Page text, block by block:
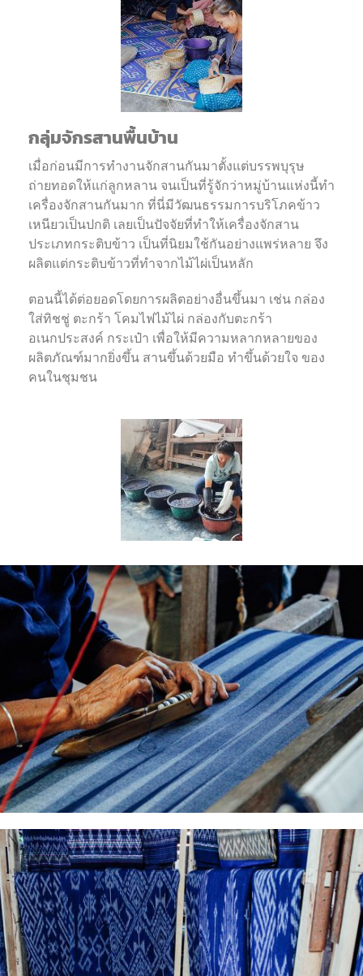
กลุ่มจักรสานพื้นบ้าน
เมื่อก่อนมีการทำงานจักสานกันมาตั้งแต่บรรพบุรุษ
ถ่ายทอดให้แก่ลูกหลาน จนเป็นที่รู้จักว่าหมู่บ้านแห่งนี้ทำ
เครื่องจักสานกันมาก ที่นี่มีวัฒนธรรมการบริโภคข้าว
เหนียวเป็นปกติ เลยเป็นปัจจัยที่ทำให้เครื่องจักสาน
ประเภทกระติบข้าว เป็นที่นิยมใช้กันอย่างแพร่หลาย จึง
ผลิตแต่กระติบข้าวที่ทำจากไม้ไผ่เป็นหลัก
ตอนนี้ได้ต่อยอดโดยการผลิตอย่างอื่นขึ้นมา เช่น กล่อง
ใส่ทิชชู่ ตะกร้า โคมไฟไม้ไผ่ กล่องกับตะกร้า
อเนกประสงค์ กระเป๋า เพื่อให้มีความหลากหลายของ
ผลิตภัณฑ์มากยิ่งขึ้น สานขึ้นด้วยมือ ทำขึ้นด้วยใจ ของ
คนในชุมชน